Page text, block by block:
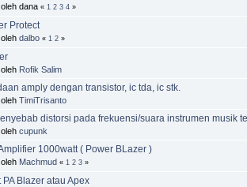
dana « 1 2 3 4 »
Protect
dalbo « 1 2 »
Rofik Salim
amply dengan transistor, ic tda, ic stk.
TimiTrisanto
distorsi pada frekuensi/suara instrumen musik
cupunk
1000watt ( Power BLazer )
Machmud « 1 2 3 »
PA Blazer atau Apex